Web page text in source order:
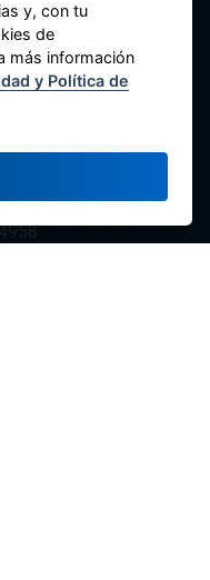
de
15072,
y, con tu
de
más información
y Política de